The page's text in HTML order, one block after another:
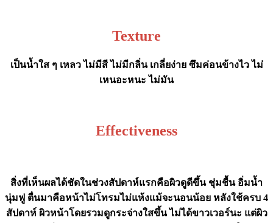
Texture
เป็นน้ำใส ๆ เหลว ไม่มีสี ไม่มีกลิ่น เกลี่ยง่าย ซึมค่อนข้างไว ไม่
เหนอะหนะ ไม่มัน
Effectiveness
สิ่งที่เห็นผลได้ชัดในช่วงสัปดาห์แรกคือผิวดูดีขึ้น ชุ่มชื้น อิ่มน้ำ
นุ่มฟู ตื่นมาคือหน้าไม่โทรมไม่แห้งแม้จะนอนน้อย หลังใช้ครบ 4
สัปดาห์ ผิวหน้าโดยรวมดูกระจ่างใสขึ้น ไม่ได้ขาวเวอร์นะ แต่ผิว